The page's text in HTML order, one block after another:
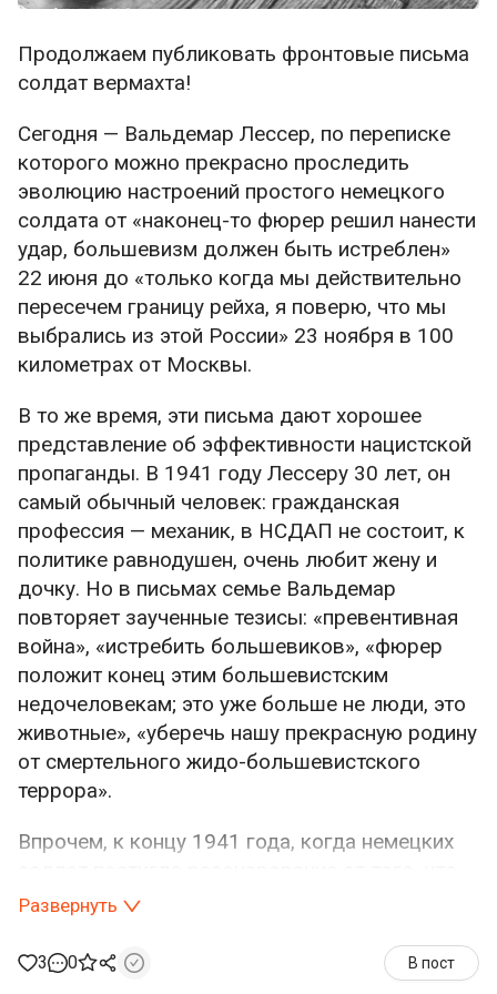
Продолжаем публиковать фронтовые письма
солдат вермахта!
Сегодня — Вальдемар Лессер, по переписке
которого можно прекрасно проследить
эволюцию настроений простого немецкого
солдата от «наконец-то фюрер решил нанести
удар, большевизм должен быть истреблен»
22 июня до «только когда мы действительно
пересечем границу рейха, я поверю, что мы
выбрались из этой России» 23 ноября в 100
километрах от Москвы.
В то же время, эти письма дают хорошее
представление об эффективности нацистской
пропаганды. В 1941 году Лессеру 30 лет, он
самый обычный человек: гражданская
профессия — механик, в НСДАП не состоит, к
политике равнодушен, очень любит жену и
дочку. Но в письмах семье Вальдемар
повторяет заученные тезисы: «превентивная
война», «истребить большевиков», «фюрер
положит конец этим большевистским
недочеловекам; это уже больше не люди, это
животные», «уберечь нашу прекрасную родину
от смертельного жидо-большевистского
террора».
Впрочем, к концу 1941 года, когда немецких
война до сих пор не окончена, Лессер
старается лишь убедить семью, что Германия,
несмотря ни на что, выиграет войну, и он
Развернуть
3 0 В пост